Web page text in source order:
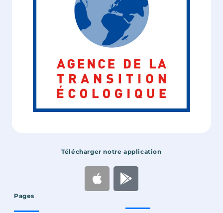
Télécharger notre application
Pages